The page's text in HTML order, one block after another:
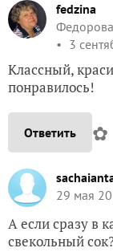
fedzina
3
Классный,
понравилось!
Ответить ✿
29 мая
А если сразу в
свекольный